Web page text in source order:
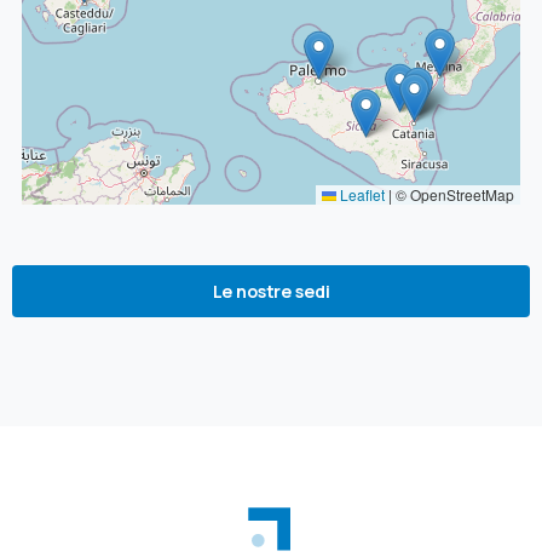
Le nostre sedi